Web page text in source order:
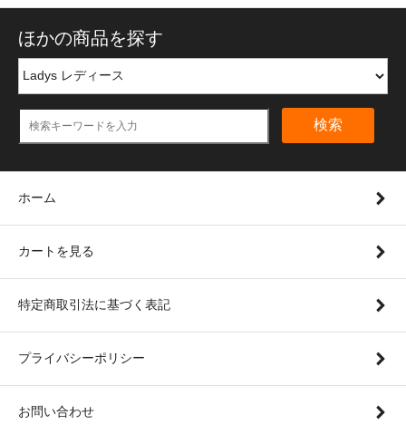
ほかの商品を探す
検索
ホーム
カートを見る
特定商取引法に基づく表記
プライバシーポリシー
お問い合わせ